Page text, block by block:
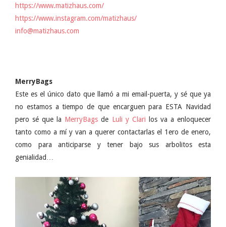
https://www.matizhaus.com/
https://www.instagram.com/matizhaus/
info@matizhaus.com
MerryBags
Este es el único dato que llamó a mi email-puerta, y sé que ya
no estamos a tiempo de que encarguen para ESTA Navidad
pero sé que la MerryBags de Luli y Clari los va a enloquecer
tanto como a mí y van a querer contactarlas el 1ero de enero,
como para anticiparse y tener bajo sus arbolitos esta
genialidad…